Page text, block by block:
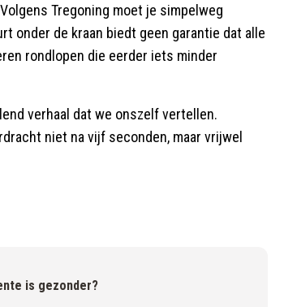
Tregoning moet je simpelweg
onder de kraan biedt geen garantie dat alle
rondlopen die eerder iets minder
verhaal dat we onszelf vertellen.
niet na vijf seconden, maar vrijwel
is gezonder?